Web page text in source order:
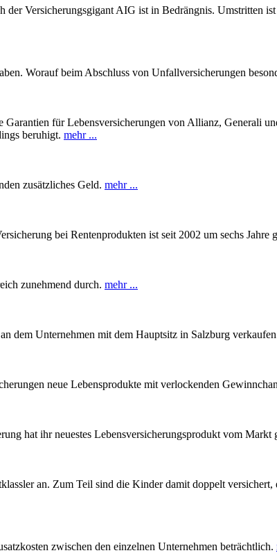
Versicherungsgigant AIG ist in Bedrängnis. Umstritten
Worauf beim Abschluss von Unfallversicherungen
für Lebensversicherungen von Allianz, Generali
beruhigt. mehr ...
zusätzliches Geld. mehr ...
bei Rentenprodukten ist seit 2002 um sechs Jahre
zunehmend durch. mehr ...
dem Unternehmen mit dem Hauptsitz in Salzburg
neue Lebensprodukte mit verlockenden
hat ihr neuestes Lebensversicherungsprodukt vom Markt
an. Zum Teil sind die Kinder damit doppelt
zwischen den einzelnen Unternehmen beträchtlich.